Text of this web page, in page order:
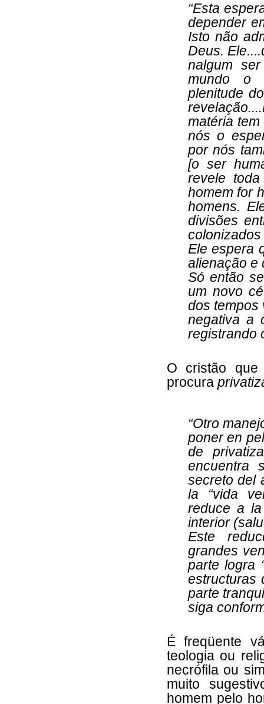
“Esta
depender
Isto não
Deus.
nalgum
mundo o
plenitude
matéria
nós o
por nós
[o ser
revele
homem for
homens.
divisões
Ele espera
alienação e
Só então
um novo
dos tempos
negativa a
registrando
O cristão que
procura
“Otro
poner en
de
encuentra
secreto del
la “vida
reduce a
interior
Este
grandes
parte logra
estructuras
parte
siga
É freqüente
teologia ou
necrófila ou
muito
homem pelo